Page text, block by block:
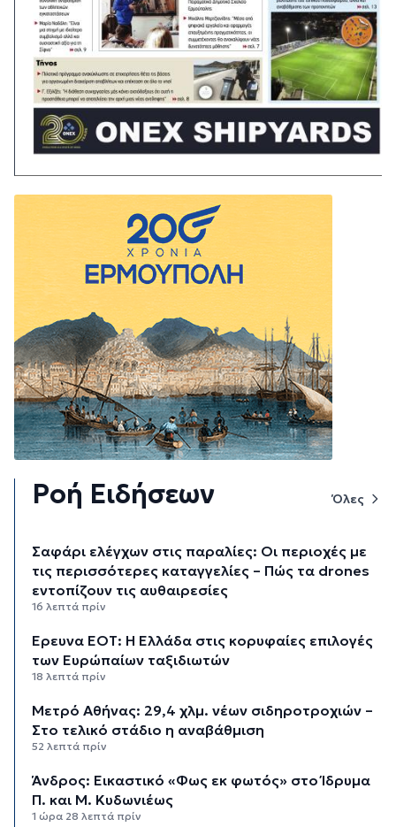
Ροή Ειδήσεων Όλες
Σαφάρι ελέγχων στις παραλίες: Οι περιοχές με
τις περισσότερες καταγγελίες – Πώς τα drones
εντοπίζουν τις αυθαιρεσίες
16 λεπτά πρίν
Έρευνα ΕΟΤ: Η Ελλάδα στις κορυφαίες επιλογές
των Ευρώπαίων ταξιδιωτών
18 λεπτά πρίν
Μετρό Αθήνας: 29,4 χλμ. νέων σιδηροτροχιών –
Στο τελικό στάδιο η αναβάθμιση
52 λεπτά πρίν
Άνδρος: Εικαστικό «Φως εκ φωτός» στο Ίδρυμα
Π. και Μ. Κυδωνιέως
1 ώρα 28 λεπτά πρίν